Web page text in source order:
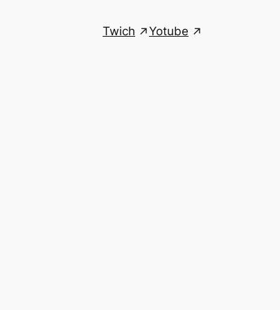
Twich Yotube